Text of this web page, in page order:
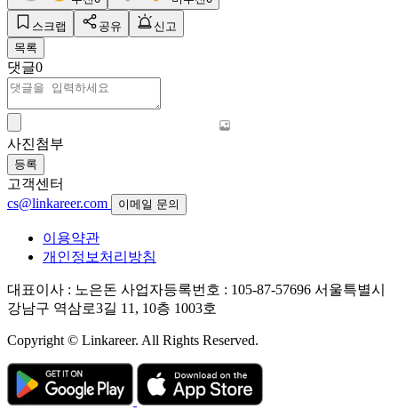
스크랩 공유
신고
목록
댓글0
사진첨부
등록
고객센터
cs@linkareer.com
이메일 문의
이용약관
개인정보처리방침
대표이사 : 노은돈 사업자등록번호 : 105-87-57696 서울특별시
강남구 역삼로3길 11, 10층 1003호
Copyright © Linkareer. All Rights Reserved.